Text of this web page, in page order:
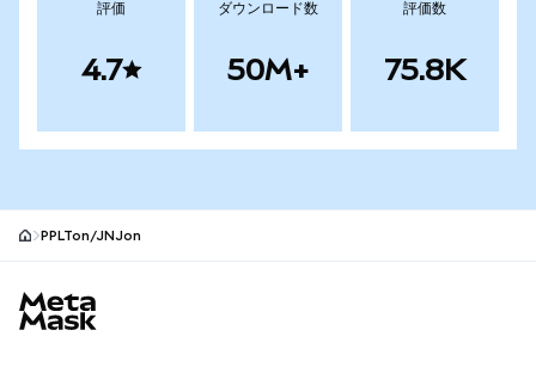
評価
4.7
ダウンロード数
50M+
評価数
75.8K
PPLTon/JNJon